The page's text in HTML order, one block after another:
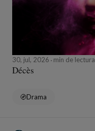
30, jul, 2026 min de lectura
Décès
Drama